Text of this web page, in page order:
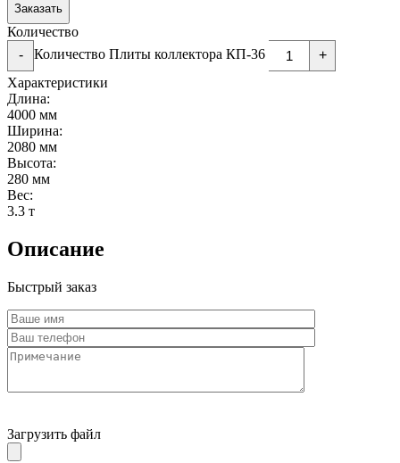
Заказать
Количество
-
Количество Плиты коллектора КП-36
+
Характеристики
Длина:
4000 мм
Ширина:
2080 мм
Высота:
280 мм
Вес:
3.3 т
Описание
Быстрый заказ
Загрузить файл